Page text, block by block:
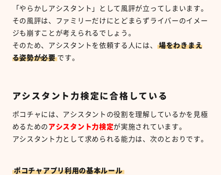
「やらかしアシスタント」として風評が立ってしまいます。
その風評は、ファミリーだけにとどまらずライバーのイメー
ジも崩すことが考えられるでしょう。
そのため、アシスタントを依頼する人には、
場をわきまえ
る姿勢が必要 です。
アシスタント力検定に合格している
ポコチャには、アシスタントの役割を理解しているかを見極
めるための アシスタント力検定が実施されています。
アシスタント力として求められる能力は、次のとおりです。
ポコチャアプリ利用の基本ルール